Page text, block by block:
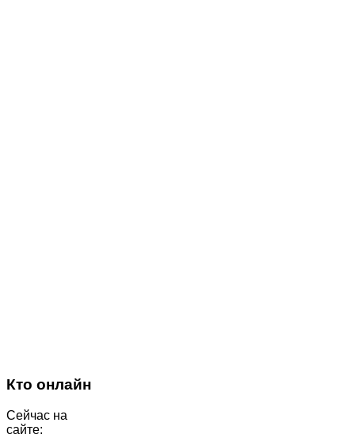
Кто онлайн
Сейчас на
сайте: